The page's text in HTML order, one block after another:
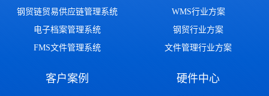
钢贸链贸易供应链管理系统
电子档案管理系统
FMS文件管理系统
WMS行业方案
钢贸行业方案
文件管理行业方案
客户案例 硬件中心